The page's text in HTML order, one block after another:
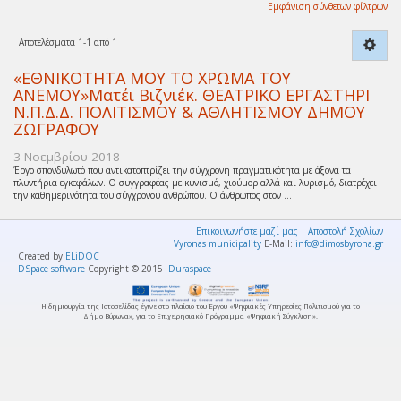
Εμφάνιση σύνθετων φίλτρων
Αποτελέσματα 1-1 από 1
«ΕΘΝΙΚΟΤΗΤΑ ΜΟΥ ΤΟ ΧΡΩΜΑ ΤΟΥ
ΑΝΕΜΟΥ»Ματέι Βιζνιέκ. ΘΕΑΤΡΙΚΟ ΕΡΓΑΣΤΗΡΙ
Ν.Π.Δ.Δ. ΠΟΛΙΤΙΣΜΟΥ & ΑΘΛΗΤΙΣΜΟΥ ΔΗΜΟΥ
ΖΩΓΡΑΦΟΥ
3 Νοεμβρίου 2018
Έργο σπονδυλωτό που αντικατοπτρίζει την σύγχρονη πραγματικότητα με άξονα τα
πλυντήρια εγκεφάλων. Ο συγγραφέας με κυνισμό, χιούμορ αλλά και λυρισμό, διατρέχει
την καθημερινότητα του σύγχρονου ανθρώπου. Ο άνθρωπος στον ...
Επικοινωνήστε μαζί μας | Αποστολή Σχολίων
Vyronas municipality E-Mail: info@dimosbyrona.gr
Created by ELiDOC
DSpace software Copyright © 2015 Duraspace
Η δημιουργία της Ιστοσελίδας έγινε στο πλαίσιο του Έργου «Ψηφιακές Υπηρεσίες Πολιτισμού για το
Δήμο Βύρωνα», για το Επιχειρησιακό Πρόγραμμα «Ψηφιακή Σύγκλιση».